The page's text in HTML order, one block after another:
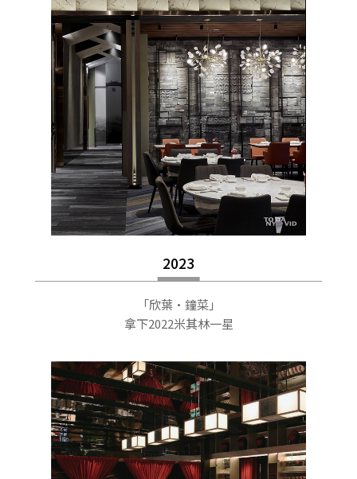
2023
「欣葉·鐘菜」
拿下2022米其林一星